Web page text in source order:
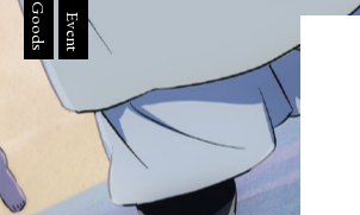
Goods Event